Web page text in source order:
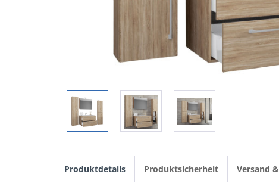
Produktdetails Produktsicherheit Versand